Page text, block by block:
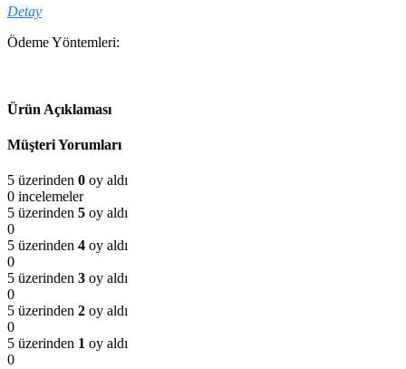
Detay
Ödeme Yöntemleri:
Ürün Açıklaması
Müşteri Yorumları
5 üzerinden 0 oy aldı
0 incelemeler
5 üzerinden 5 oy aldı
0
5 üzerinden 4 oy aldı
0
5 üzerinden 3 oy aldı
0
5 üzerinden 2 oy aldı
0
5 üzerinden 1 oy aldı
0